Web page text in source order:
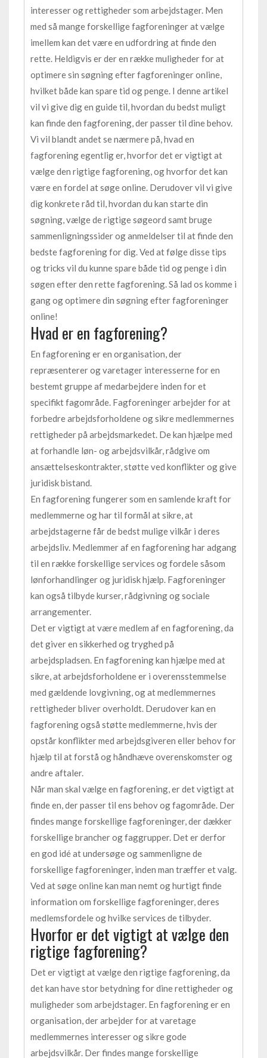
interesser og rettigheder som arbejdstager. Men
med så mange forskellige fagforeninger at vælge
imellem kan det være en udfordring at finde den
rette. Heldigvis er der en række muligheder for at
optimere sin søgning efter fagforeninger online,
hvilket både kan spare tid og penge. I denne artikel
vil vi give dig en guide til, hvordan du bedst muligt
kan finde den fagforening, der passer til dine behov.
Vi vil blandt andet se nærmere på, hvad en
fagforening egentlig er, hvorfor det er vigtigt at
vælge den rigtige fagforening, og hvorfor det kan
være en fordel at søge online. Derudover vil vi give
dig konkrete råd til, hvordan du kan starte din
søgning, vælge de rigtige søgeord samt bruge
sammenligningssider og anmeldelser til at finde den
bedste fagforening for dig. Ved at følge disse tips
og tricks vil du kunne spare både tid og penge i din
søgen efter den rette fagforening. Så lad os komme i
gang og optimere din søgning efter fagforeninger
online!
Hvad er en fagforening?
En fagforening er en organisation, der
repræsenterer og varetager interesserne for en
bestemt gruppe af medarbejdere inden for et
specifikt fagområde. Fagforeninger arbejder for at
forbedre arbejdsforholdene og sikre medlemmernes
rettigheder på arbejdsmarkedet. De kan hjælpe med
at forhandle løn- og arbejdsvilkår, rådgive om
ansættelseskontrakter, støtte ved konflikter og give
juridisk bistand.
En fagforening fungerer som en samlende kraft for
medlemmerne og har til formål at sikre, at
arbejdstagerne får de bedst mulige vilkår i deres
arbejdsliv. Medlemmer af en fagforening har adgang
til en række forskellige services og fordele såsom
lønforhandlinger og juridisk hjælp. Fagforeninger
kan også tilbyde kurser, rådgivning og sociale
arrangementer.
Det er vigtigt at være medlem af en fagforening, da
det giver en sikkerhed og tryghed på
arbejdspladsen. En fagforening kan hjælpe med at
sikre, at arbejdsforholdene er i overensstemmelse
med gældende lovgivning, og at medlemmernes
rettigheder bliver overholdt. Derudover kan en
fagforening også støtte medlemmerne, hvis der
opstår konflikter med arbejdsgiveren eller behov for
hjælp til at forstå og håndhæve overenskomster og
andre aftaler.
Når man skal vælge en fagforening, er det vigtigt at
finde en, der passer til ens behov og fagområde. Der
findes mange forskellige fagforeninger, der dækker
forskellige brancher og faggrupper. Det er derfor
en god idé at undersøge og sammenligne de
forskellige fagforeninger, inden man træffer et valg.
Ved at søge online kan man nemt og hurtigt finde
information om forskellige fagforeninger, deres
medlemsfordele og hvilke services de tilbyder.
Hvorfor er det vigtigt at vælge den
rigtige fagforening?
Det er vigtigt at vælge den rigtige fagforening, da
det kan have stor betydning for dine rettigheder og
muligheder som arbejdstager. En fagforening er en
organisation, der arbejder for at varetage
medlemmernes interesser og sikre gode
arbejdsvilkår. Der findes mange forskellige